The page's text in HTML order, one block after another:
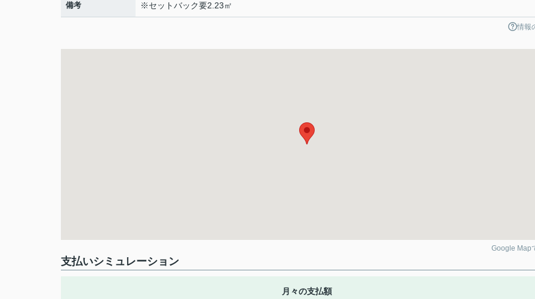
備考 ※セットバック要2.23㎡
情報
Google Map
支払いシミュレーション
月々の支払額